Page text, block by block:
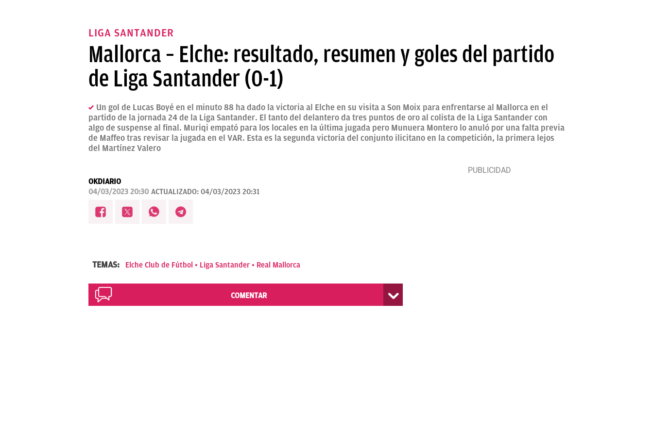
LIGA SANTANDER
Mallorca – Elche: resultado, resumen y goles del partido
de Liga Santander (0-1)
Un gol de Lucas Boyé en el minuto 88 ha dado la victoria al Elche en su visita a Son Moix para enfrentarse al Mallorca en el
partido de la jornada 24 de la Liga Santander. El tanto del delantero da tres puntos de oro al colista de la Liga Santander con
algo de suspense al final. Muriqi empató para los locales en la última jugada pero Munuera Montero lo anuló por una falta previa
de Maffeo tras revisar la jugada en el VAR. Esta es la segunda victoria del conjunto ilicitano en la competición, la primera lejos
del Martínez Valero
OKDIARIO
04/03/2023 20:30 ACTUALIZADO: 04/03/2023 20:31
TEMAS: Elche Club de Fútbol Liga Santander Real Mallorca
COMENTAR